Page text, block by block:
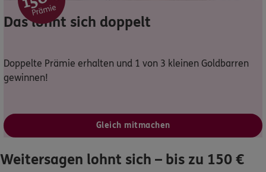
Dann lassen Sie sich helfen.
Meine Versicherungen
dem ERGO Rechtsschutz und der DKV.
Das lohnt sich doppelt
Doppelte Prämie erhalten und 1 von 3 kleinen Goldbarren
gewinnen!
Gleich mitmachen
Weitersagen lohnt sich – bis zu 150 €